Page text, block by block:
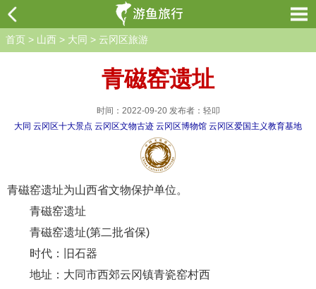
首页 > 山西 > 大同 > 云冈区旅游
青磁窑遗址
时间：2022-09-20 发布者：轻叩
大同 云冈区十大景点 云冈区文物古迹 云冈区博物馆 云冈区爱国主义教育基地
青磁窑遗址为山西省文物保护单位。
青磁窑遗址
青磁窑遗址(第二批省保)
时代：旧石器
地址：大同市西郊云冈镇青瓷窑村西